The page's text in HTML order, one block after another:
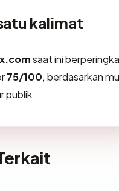
kalimat
saat ini
75/100, berdasarkan
publik.